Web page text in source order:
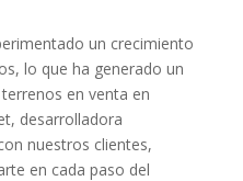
un crecimiento
lo que ha generado un
en venta en
desarrolladora
nuestros clientes,
en cada paso del